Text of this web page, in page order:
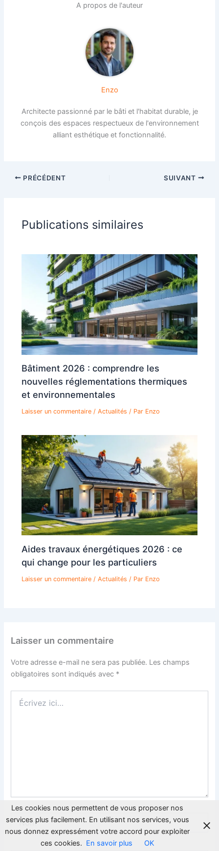
A propos de l'auteur
Enzo
Architecte passionné par le bâti et l'habitat durable, je
conçois des espaces respectueux de l'environnement
alliant esthétique et fonctionnalité.
PRÉCÉDENT SUIVANT
Publications similaires
Bâtiment 2026 : comprendre les
nouvelles réglementations thermiques
et environnementales
Laisser un commentaire /Actualités / Par Enzo
Aides travaux énergétiques 2026 : ce
qui change pour les particuliers
Laisser un commentaire /Actualités / Par Enzo
Laisser un commentaire
Votre adresse e-mail ne sera pas publiée. Les champs
obligatoires sont indiqués avec *
ici…
Nom*
Les cookies nous permettent de vous proposer nos
services plus facilement. En utilisant nos services, vous
nous donnez expressément votre accord pour exploiter
ces cookies. En savoir plus OK